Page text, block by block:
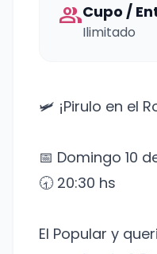
groupCupo /
Ilimitado
🛩️ ¡Pirulo en el
📅 Domingo 10
🕣 20:30 hs
El Popular y